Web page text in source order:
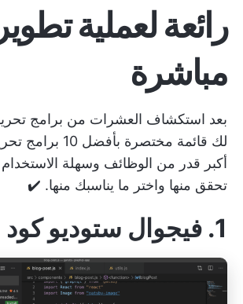
رائعة لعملية تطوير
مباشرة
بعد استكشاف العشرات من برامج تحرير
لك قائمة مختصرة
أكبر قدر من الوظائف وسهلة
تحقق منها واختر ما يناسبك منها. ✔️
1. فيجوال ستوديو كود